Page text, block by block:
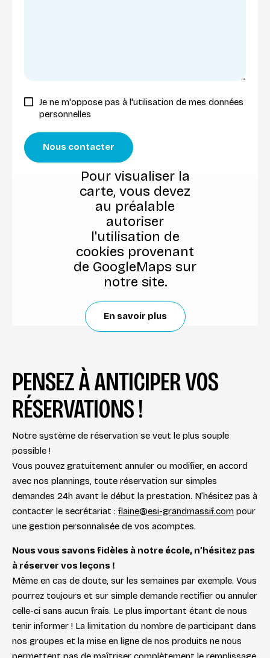
Je ne m'oppose pas à l'utilisation de mes données
personnelles
Nous contacter
Pour visualiser la
carte, vous devez
au préalable
autoriser
l'utilisation de
cookies provenant
de GoogleMaps sur
notre site.
En savoir plus
PENSEZ À ANTICIPER VOS
RÉSERVATIONS !
Notre système de réservation se veut le plus souple
possible !
Vous pouvez gratuitement annuler ou modifier, en accord
avec nos plannings, toute réservation sur simples
demandes 24h avant le début la prestation. N’hésitez pas à
contacter le secrétariat : flaine@esi-grandmassif.com pour
une gestion personnalisée de vos acomptes.
Nous vous savons fidèles à notre école, n’hésitez pas
à réserver vos leçons !
Même en cas de doute, sur les semaines par exemple. Vous
pourrez toujours et sur simple demande rectifier ou annuler
celle-ci sans aucun frais. Le plus important étant de nous
tenir informer ! La limitation du nombre de participant dans
nos groupes et la mise en ligne de nos produits ne nous